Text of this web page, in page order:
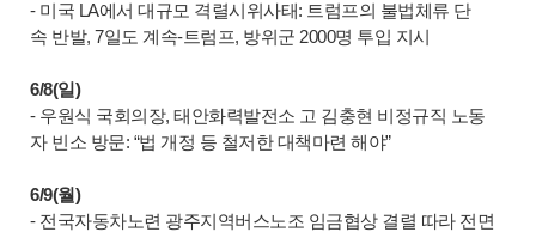
- 미국 LA에서 대규모 격렬시위사태: 트럼프의 불법체류 단
속 반발, 7일도 계속-트럼프, 방위군 2000명 투입 지시
6/8(일)
- 우원식 국회의장, 태안화력발전소 고 김충현 비정규직 노동
자 빈소 방문: “법 개정 등 철저한 대책마련 해야”
6/9(월)
- 전국자동차노련 광주지역버스노조 임금협상 결렬 따라 전면